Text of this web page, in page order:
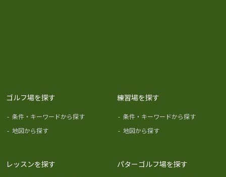
ゴルフ場を探す
- 条件・キーワードから探す
- 地図から探す
練習場を探す
- 条件・キーワードから探す
- 地図から探す
レッスンを探す パターゴルフ場を探す